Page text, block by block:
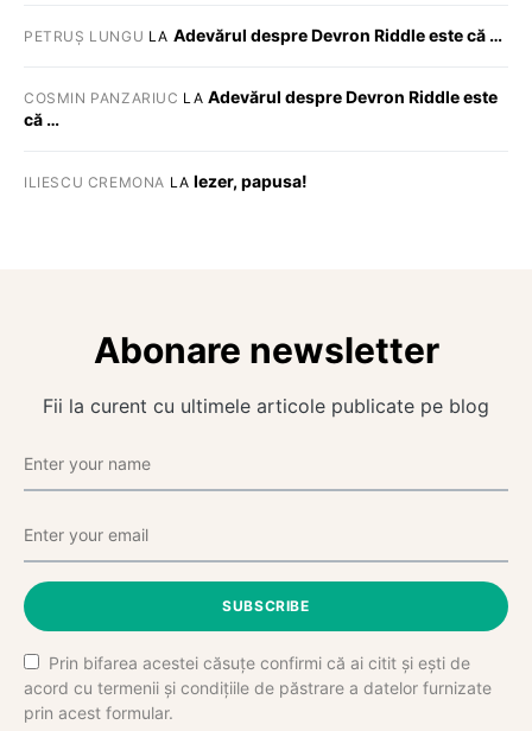
PETRUȘ LUNGU LA Adevărul despre Devron Riddle este că …
COSMIN PANZARIUC LA Adevărul despre Devron Riddle este
că …
ILIESCU CREMONA LA Iezer, papusa!
Abonare newsletter
Fii la curent cu ultimele articole publicate pe blog
SUBSCRIBE
Prin bifarea acestei căsuțe confirmi că ai citit și ești de
acord cu termenii și condițiile de păstrare a datelor furnizate
prin acest formular.